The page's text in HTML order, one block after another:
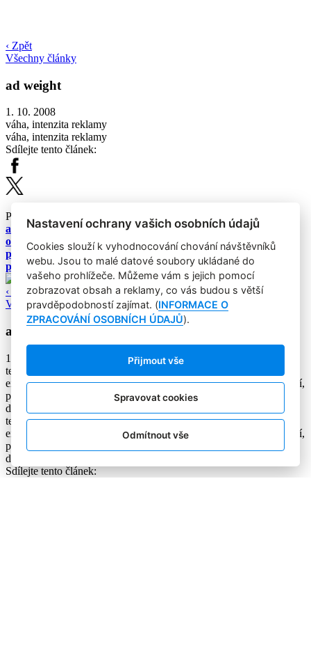
‹ Zpět
Všechny články
ad weight
1. 10. 2008
váha, intenzita reklamy
váha, intenzita reklamy
Sdílejte tento článek:
Podobné články:
audit interní komunikace
on-pack coupons
prodeje v jednotkách množství
push strategy
‹ Zpět
Všechny články
adaptation-level theory
1. 10. 2008
teorie míry adaptace; jak jedinec reaguje na různé stimulace –
existuje totiž předpoklad, že se recipient těmto podnětům přizpůsobí,
protože je již v minulosti zaznamenal, vytvoří si na ně z tohoto
důvodu srovnávací standard
teorie míry adaptace; jak jedinec reaguje na různé stimulace –
existuje totiž předpoklad, že se recipient těmto podnětům přizpůsobí,
protože je již v minulosti zaznamenal, vytvoří si na ně z tohoto
důvodu srovnávací standard
Sdílejte tento článek:
Nastavení ochrany vašich osobních údajů
Cookies slouží k vyhodnocování chování návštěvníků
webu. Jsou to malé datové soubory ukládané do
vašeho prohlížeče. Můžeme vám s jejich pomocí
zobrazovat obsah a reklamy, co vás budou s větší
pravděpodobností zajímat. (INFORMACE O
ZPRACOVÁNÍ OSOBNÍCH ÚDAJŮ).
Přijmout vše
Spravovat cookies
Odmítnout vše